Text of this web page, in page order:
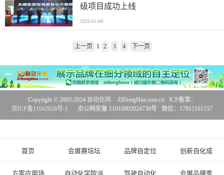
级项目成功上线
2026-01-08
上一页 1 2 3 4 下一页
首页 会展赛培坛 品牌自定位 创新自化成
方案应用场 自动化学院派 驾驶自动化 会展品牌秀
Copyright © 2003-2024 自动化网
ZiDongHua.com.cn ICP备案：
京ICP备11042658号-1
京公网安备 11010802024739号 微信：17812161557